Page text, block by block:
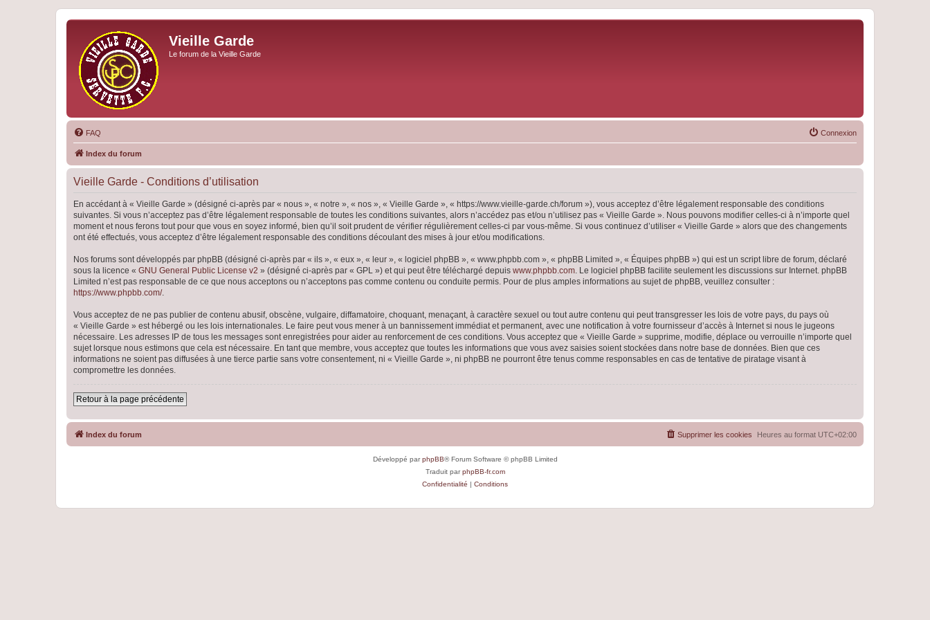
Vieille Garde
Le forum de la Vieille Garde
FAQ Connexion
Index du forum
Vieille Garde - Conditions d’utilisation
En accédant à « Vieille Garde » (désigné ci-après par « nous », « notre », « nos », « Vieille Garde », « https://www.vieille-garde.ch/forum »), vous acceptez d’être légalement responsable des conditions
suivantes. Si vous n’acceptez pas d’être légalement responsable de toutes les conditions suivantes, alors n’accédez pas et/ou n’utilisez pas « Vieille Garde ». Nous pouvons modifier celles-ci à n’importe quel
moment et nous ferons tout pour que vous en soyez informé, bien qu’il soit prudent de vérifier régulièrement celles-ci par vous-même. Si vous continuez d’utiliser « Vieille Garde » alors que des changements
ont été effectués, vous acceptez d’être légalement responsable des conditions découlant des mises à jour et/ou modifications.
Nos forums sont développés par phpBB (désigné ci-après par « ils », « eux », « leur », « logiciel phpBB », « www.phpbb.com », « phpBB Limited », « Équipes phpBB ») qui est un script libre de forum, déclaré
sous la licence « GNU General Public License v2 » (désigné ci-après par « GPL ») et qui peut être téléchargé depuis www.phpbb.com. Le logiciel phpBB facilite seulement les discussions sur Internet. phpBB
Limited n’est pas responsable de ce que nous acceptons ou n’acceptons pas comme contenu ou conduite permis. Pour de plus amples informations au sujet de phpBB, veuillez consulter :
https://www.phpbb.com/.
Vous acceptez de ne pas publier de contenu abusif, obscène, vulgaire, diffamatoire, choquant, menaçant, à caractère sexuel ou tout autre contenu qui peut transgresser les lois de votre pays, du pays où
« Vieille Garde » est hébergé ou les lois internationales. Le faire peut vous mener à un bannissement immédiat et permanent, avec une notification à votre fournisseur d’accès à Internet si nous le jugeons
nécessaire. Les adresses IP de tous les messages sont enregistrées pour aider au renforcement de ces conditions. Vous acceptez que « Vieille Garde » supprime, modifie, déplace ou verrouille n’importe quel
sujet lorsque nous estimons que cela est nécessaire. En tant que membre, vous acceptez que toutes les informations que vous avez saisies soient stockées dans notre base de données. Bien que ces
informations ne soient pas diffusées à une tierce partie sans votre consentement, ni « Vieille Garde », ni phpBB ne pourront être tenus comme responsables en cas de tentative de piratage visant à
compromettre les données.
Retour à la page précédente
Index du forum Heures au format UTC+02:00
Supprimer les cookies
Développé parphpBB® Forum Software © phpBB Limited
Traduit parphpBB-fr.com
Confidentialité | Conditions